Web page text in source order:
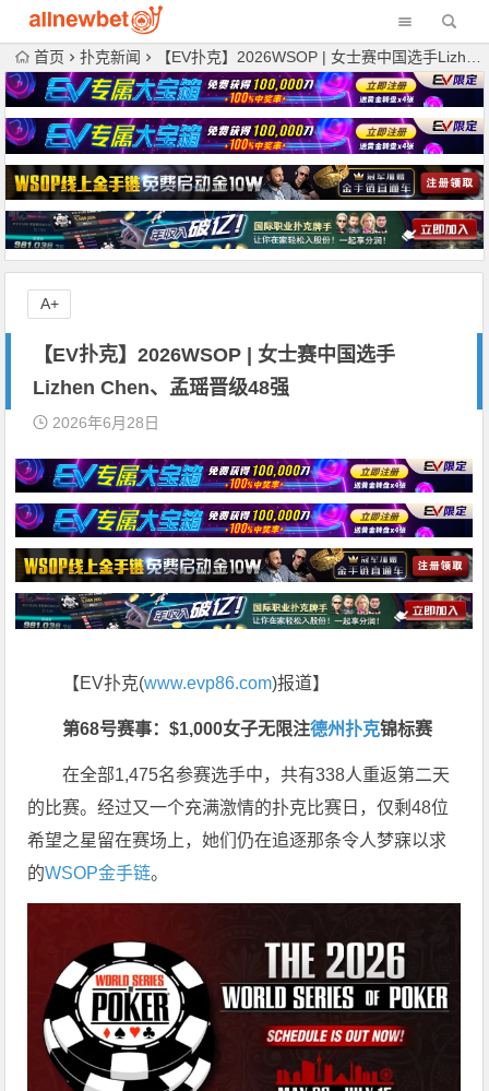
首页 扑克新闻 【EV扑克】2026WSOP | 女士赛中国选手Lizhen Chen、孟瑶晋级48强
【EV扑克】2026WSOP | 女士赛中国选手
Lizhen Chen、孟瑶晋级48强
2026年6月28日
【EV扑克(www.evp86.com)报道】
第68号赛事：$1,000女子无限注德州扑克锦标赛
在全部1,475名参赛选手中，共有338人重返第二天
的比赛。经过又一个充满激情的扑克比赛日，仅剩48位
希望之星留在赛场上，她们仍在追逐那条令人梦寐以求
的WSOP金手链。
A+